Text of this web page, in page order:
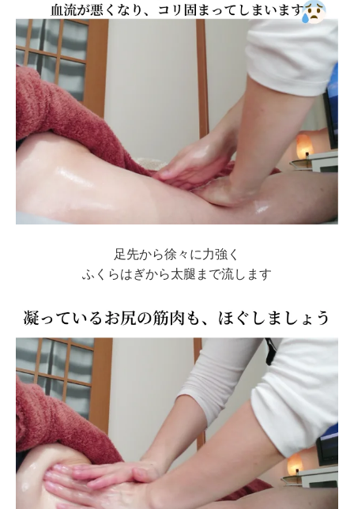
足先から徐々に力強く
ふくらはぎから太腿まで流します